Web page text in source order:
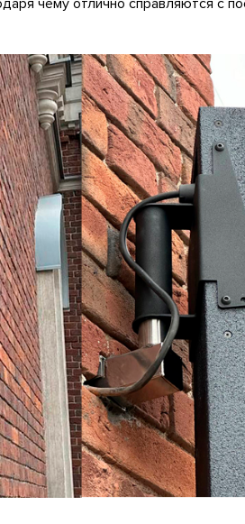
чему отлично справляются с